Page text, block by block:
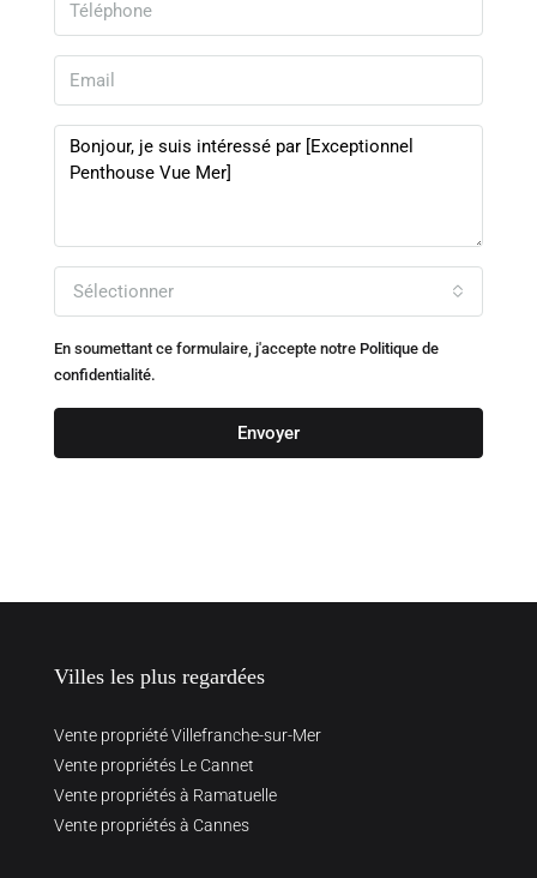
Sélectionner
En soumettant ce formulaire, j'accepte notre Politique de
confidentialité.
Envoyer
Villes les plus regardées
Vente propriété Villefranche-sur-Mer
Vente propriétés Le Cannet
Vente propriétés à Ramatuelle
Vente propriétés à Cannes